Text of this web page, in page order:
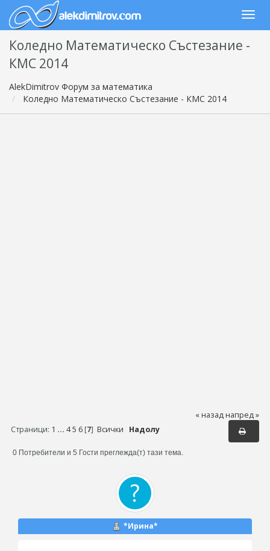
Коледно Математическо Състезание -
КМС 2014
AlekDimitrov Форум за математика
Коледно Математическо Състезание - КМС 2014
« назад напред »
Страници: 1 ... 4 5 6[7] Всички Надолу
0 Потребители и 5 Гости преглежда(т) тази тема.
*Ирина*